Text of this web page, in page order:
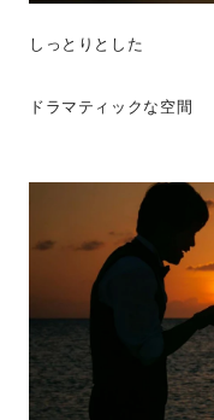
しっとりとした
ドラマティックな空間